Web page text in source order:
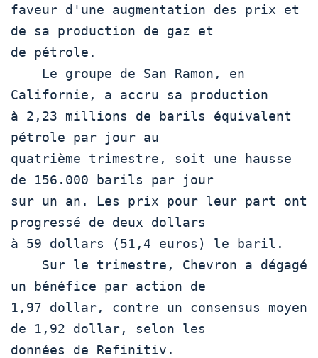
faveur d'une augmentation des prix et
de sa production de gaz et
de pétrole.
Californie, a accru sa production
à 2,23 millions de barils équivalent
pétrole par jour au
quatrième trimestre, soit une hausse
de 156.000 barils par jour
sur un an. Les prix pour leur part ont
progressé de deux dollars
à 59 dollars (51,4 euros) le baril.
un bénéfice par action de
1,97 dollar, contre un consensus moyen
de 1,92 dollar, selon les
données de Refinitiv.